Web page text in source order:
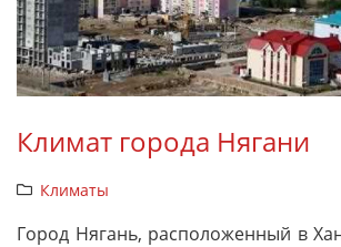
Климат города Нягани
Климаты
Город Нягань, расположенный в